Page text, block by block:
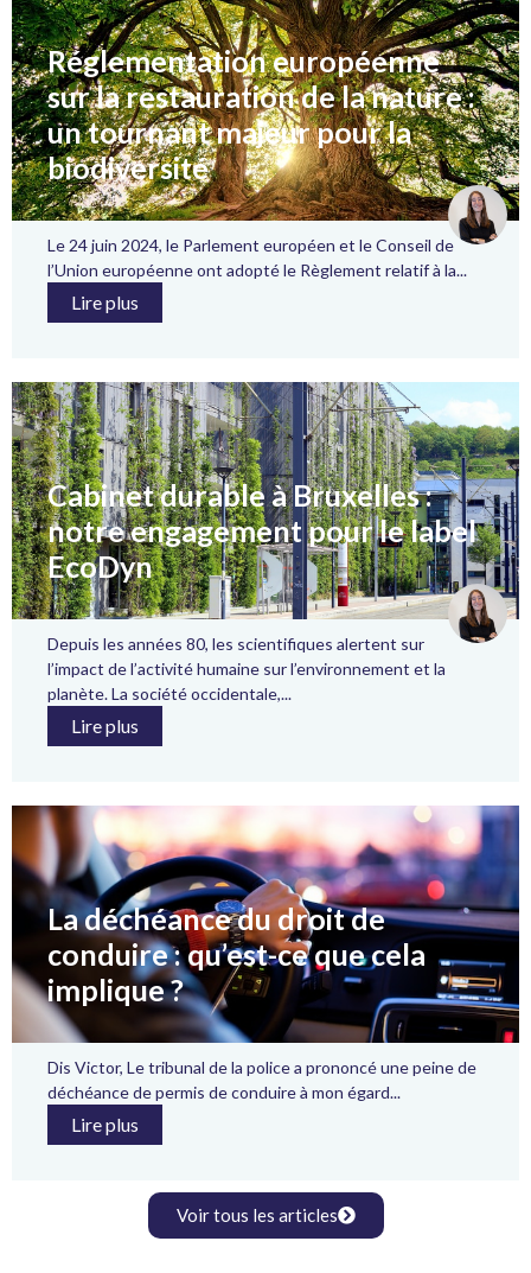
Réglementation européenne
sur la restauration de la nature :
un tournant majeur pour la
biodiversité
Le 24 juin 2024, le Parlement européen et le Conseil de
l’Union européenne ont adopté le Règlement relatif à la...
Lire plus
Cabinet durable à Bruxelles :
notre engagement pour le label
EcoDyn
Depuis les années 80, les scientifiques alertent sur
l’impact de l’activité humaine sur l’environnement et la
planète. La société occidentale,...
Lire plus
La déchéance du droit de
conduire : qu’est-ce que cela
implique ?
Dis Victor, Le tribunal de la police a prononcé une peine de
déchéance de permis de conduire à mon égard...
Lire plus
Voir tous les articles